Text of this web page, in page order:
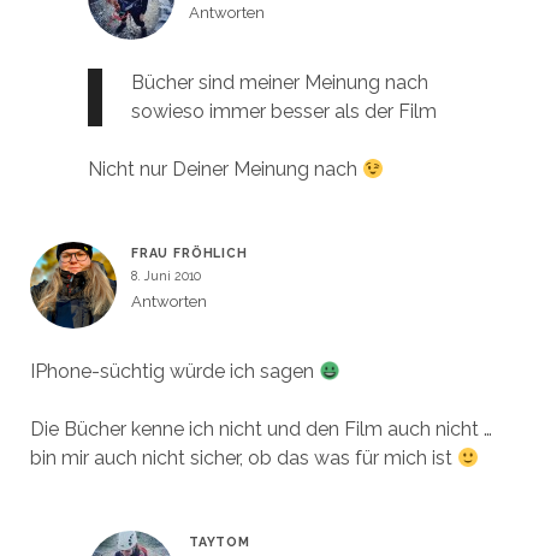
Antworten
Bücher sind meiner Meinung nach
sowieso immer besser als der Film
Nicht nur Deiner Meinung nach
FRAU FRÖHLICH
8. Juni 2010
Antworten
IPhone-süchtig würde ich sagen
Die Bücher kenne ich nicht und den Film auch nicht …
bin mir auch nicht sicher, ob das was für mich ist
TAYTOM